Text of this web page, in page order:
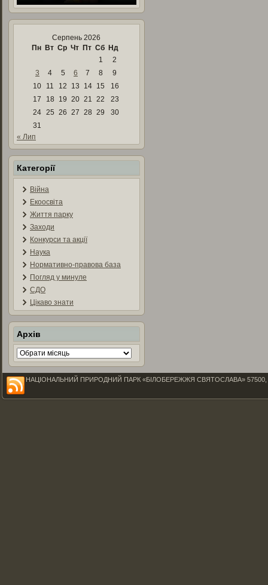
Серпень 2026
Пн Вт Ср Чт Пт Сб Нд
1
2
3
4 5 6 7 8
9
10
11 12 13 14 15
16
17
18 19 20 21 22
23
24 25 26 27 28 29
30
31
« Лип
Категорії
Війна
Екоосвіта
Життя парку
Заходи
Конкурси та акції
Наука
Нормативно-правова база
Погляд у минуле
СДО
Цікаво знати
Архів
Архів
НАЦІОНАЛЬНИЙ ПРИРОДНИЙ ПАРК «БІЛОБЕРЕЖЖЯ СВЯТОСЛАВА» 57500,